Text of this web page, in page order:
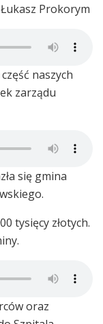
Prokorym
naszych
zarządu
się gmina
tysięcy złotych.
oraz